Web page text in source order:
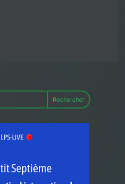
Rechercher